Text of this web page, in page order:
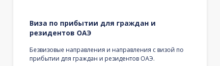
Виза по прибытии для граждан и
резидентов ОАЭ
Безвизовые направления и направления с визой по
прибытии для граждан и резидентов ОАЭ.